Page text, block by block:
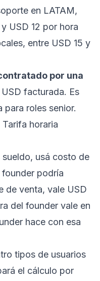
en LATAM,
USD 12 por hora
entre USD 15 y
por una
facturada. Es
roles senior.
Tarifa horaria
sueldo, usá costo de
podría
de venta, vale USD
del founder vale en
hace con esa
tipos de usuarios
el cálculo por